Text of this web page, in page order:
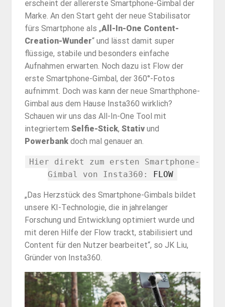
erscheint der allererste Smartphone-Gimbal der
Marke. An den Start geht der neue Stabilisator
fürs Smartphone als „All-In-One Content-
Creation-Wunder“ und lässt damit super
flüssige, stabile und besonders einfache
Aufnahmen erwarten. Noch dazu ist Flow der
erste Smartphone-Gimbal, der 360°-Fotos
aufnimmt. Doch was kann der neue Smarthphone-
Gimbal aus dem Hause Insta360 wirklich?
Schauen wir uns das All-In-One Tool mit
integriertem Selfie-Stick, Stativund
Powerbankdoch mal genauer an.
Hier direkt zum ersten Smartphone-
Gimbal von Insta360: FLOW
„Das Herzstück des Smartphone-Gimbals bildet
unsere KI-Technologie, die in jahrelanger
Forschung und Entwicklung optimiert wurde und
mit deren Hilfe der Flow trackt, stabilisiert und
Content für den Nutzer bearbeitet“, so JK Liu,
Gründer von Insta360.